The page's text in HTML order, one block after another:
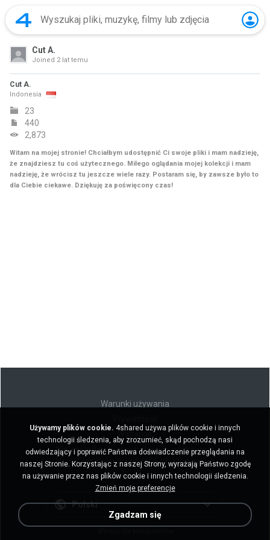
Cut A.
Joined 2 lat temu
Cut A.
Indonesia
23
440
2,873
Witam na mojej stronie! Chciałbym udostępnić Ci swoje pliki i mam nadzieję,
że znajdziesz tu coś użytecznego. Miłego oglądania mojej kolekcji i mam
nadzieję, że wrócisz tu jeszcze wiele razy. Postaram się, by zawsze było to
dla Ciebie ciekawe. Dziękuję za poświęcony czas!
Warunki używania
Nie sprzedawaj moich danych osobowych
Nie udostępniaj moich danych osobowych
Polski
Używamy plików cookie. 4shared używa plików cookie i innych
technologii śledzenia, aby zrozumieć, skąd pochodzą nasi
odwiedzający i poprawić Państwa doświadczenie przeglądania na
naszej Stronie. Korzystając z naszej Strony, wyrażają Państwo zgodę
na używanie przez nas plików cookie i innych technologii śledzenia.
Zmień moje preferencje
Zgadzam się